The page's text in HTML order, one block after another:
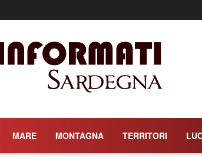
MARE MONTAGNA TERRITORI